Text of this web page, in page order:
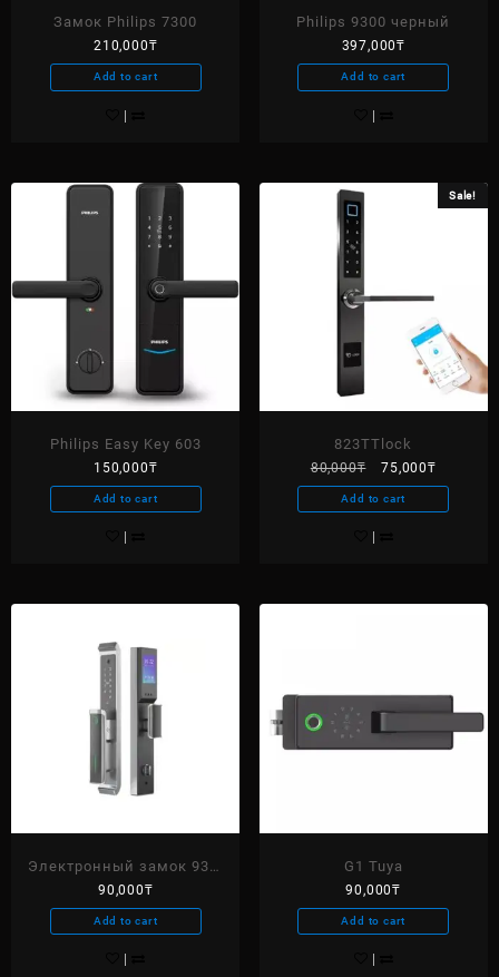
Замок Philips 7300
210,000₸
Add to cart
Philips 9300 черный
397,000₸
Add to cart
Philips Easy Key 603
150,000₸
Add to cart
Sale!
823TTlock
80,000₸ 75,000₸
Add to cart
Электронный замок 933-
M Ttlock Казахский язык
90,000₸
Add to cart
G1 Tuya
90,000₸
Add to cart